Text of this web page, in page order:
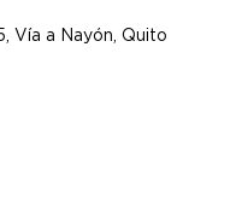
Vía a Nayón, Quito